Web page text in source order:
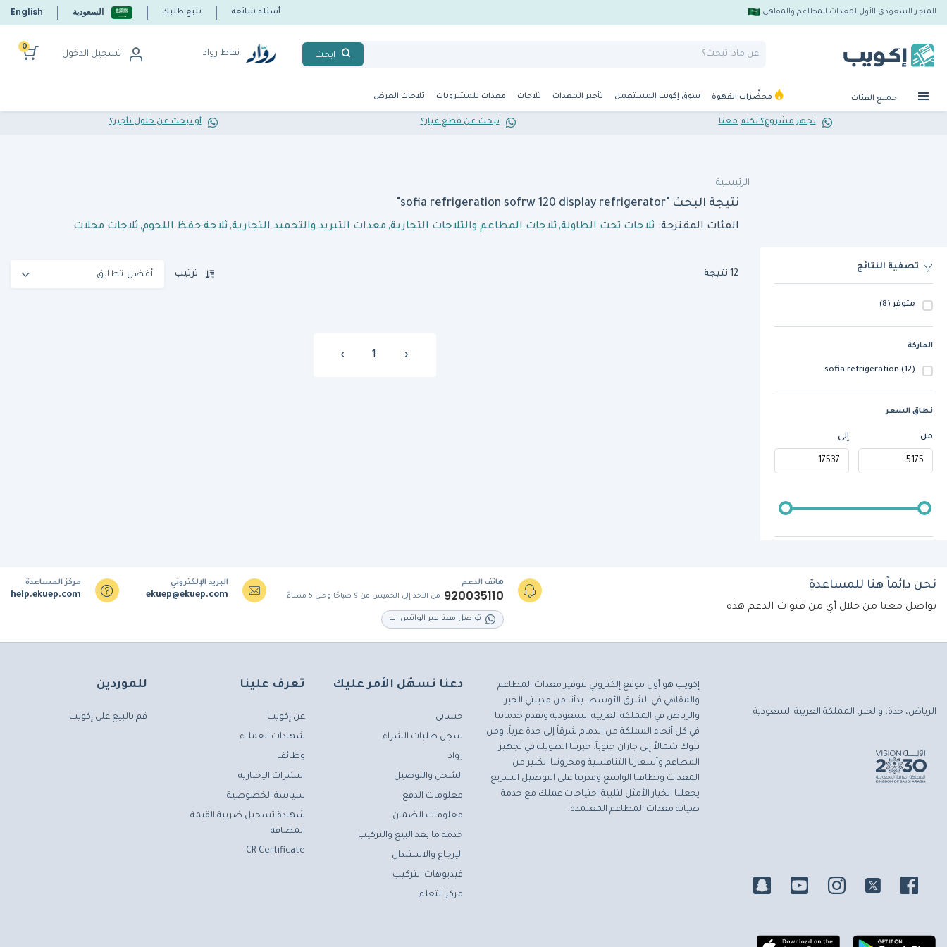
المتجر السعودي الأول لمعدات المطاعم والمقاهي أسئلة شائعة تتبع طلبك السعودية English
ابحث نقاط رواد تسجيل الدخول
0
جميع الفئات محضِّرات القهوة سوق إكويب المستعمل تأجير المعدات ثلاجات معدات للمشروبات ثلاجات العرض
تجهز مشروع؟ تكلم معنا تبحث عن قطع غيار؟ أو تبحث عن حلول تأجير؟
الرئيسية
نتيجة البحث "sofia refrigeration sofrw 120 display refrigerator"
الفئات المقترحة: ثلاجات تحت الطاولة, ثلاجات المطاعم والثلاجات التجارية, معدات التبريد والتجميد التجارية, ثلاجة حفظ اللحوم, ثلاجات محلات
تصفية النتائج
متوفر(8)
الماركة
sofia refrigeration (12)
نطاق السعر
من إلى
12 نتيجة ترتيب أفضل تطابق
‹
1
›
نحن دائماً هنا للمساعدة
تواصل معنا من خلال أي من قنوات الدعم هذه
هاتف الدعم
920035110 من الأحد إلى الخميس من 9 صباحًا وحتى 5 مساءً
تواصل معنا عبر الواتس اب
البريد الإلكتروني
ekuep@ekuep.com
مركز المساعدة
help.ekuep.com
الرياض، جدة، والخبر، المملكة العربية السعودية
إكويب هو أول موقع إلكتروني لتوفير معدات المطاعم
والمقاهي في الشرق الأوسط. بدأنا من مدينتي الخبر
والرياض في المملكة العربية السعودية ونقدم خدماتنا
في كل أنحاء المملكة من الدمام شرقاً إلى جدة غرباً، ومن
تبوك شمالاً إلى جازان جنوباً. خبرتنا الطويلة في تجهيز
المطاعم وأسعارنا التنافسية ومخزوننا الكبير من
المعدات ونطاقنا الواسع وقدرتنا على التوصيل السريع
يجعلنا الخيار الأمثل لتلبية احتياجات عملك مع خدمة
صيانة معدات المطاعم المعتمدة.
دعنا نسهّل الأمر عليك
حسابي
سجل طلبات الشراء
رواد
الشحن والتوصيل
معلومات الدفع
معلومات الضمان
خدمة ما بعد البيع والتركيب
الإرجاع والاستبدال
فيديوهات التركيب
مركز التعلم
تعرف علينا
عن إكويب
شهادات العملاء
وظائف
النشرات الإخبارية
سياسة الخصوصية
شهادة تسجيل ضريبة القيمة
المضافة
CR Certificate
للموردين
قم بالبيع على إكويب